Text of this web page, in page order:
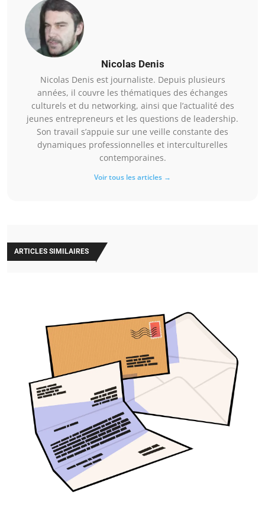
Nicolas Denis
Nicolas Denis est journaliste. Depuis plusieurs
années, il couvre les thématiques des échanges
culturels et du networking, ainsi que l’actualité des
jeunes entrepreneurs et les questions de leadership.
Son travail s’appuie sur une veille constante des
dynamiques professionnelles et interculturelles
contemporaines.
Voir tous les articles →
ARTICLES SIMILAIRES